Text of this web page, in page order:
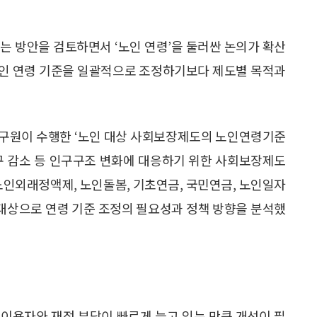
방안을 검토하면서 ‘노인 연령’을 둘러싼 논의가 확산
연령 기준을 일괄적으로 조정하기보다 제도별 목적과
이 수행한 ‘노인 대상 사회보장제도의 노인연령기준
소 등 인구구조 변화에 대응하기 위한 사회보장제도
외래정액제, 노인돌봄, 기초연금, 국민연금, 노인일자
으로 연령 기준 조정의 필요성과 정책 방향을 분석했